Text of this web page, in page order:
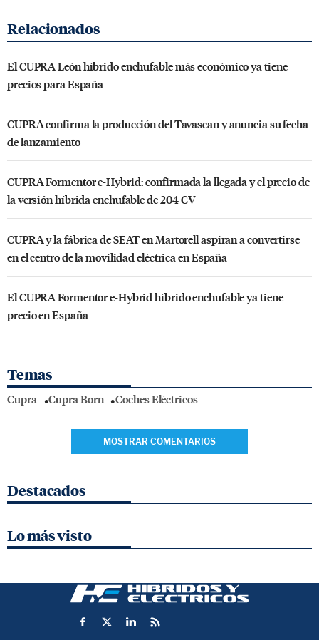
El CUPRA León híbrido enchufable más económico ya tiene
precios para España
CUPRA confirma la producción del Tavascan y anuncia su fecha
de lanzamiento
CUPRA Formentor e-Hybrid: confirmada la llegada y el precio de
la versión híbrida enchufable de 204 CV
CUPRA y la fábrica de SEAT en Martorell aspiran a convertirse
en el centro de la movilidad eléctrica en España
El CUPRA Formentor e-Hybrid híbrido enchufable ya tiene
precio en España
Temas
Cupra Cupra Born Coches Eléctricos
MOSTRAR COMENTARIOS
Destacados
Lo más visto